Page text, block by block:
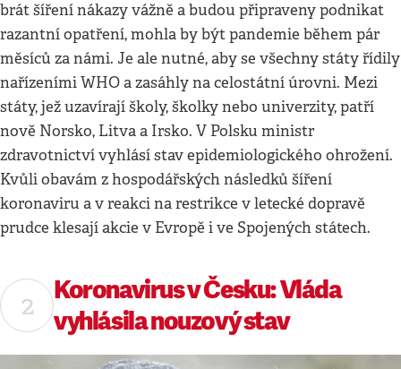
brát šíření nákazy vážně a budou připraveny podnikat
razantní opatření, mohla by být pandemie během pár
měsíců za námi. Je ale nutné, aby se všechny státy řídily
nařízeními WHO a zasáhly na celostátní úrovni. Mezi
státy, jež uzavírají školy, školky nebo univerzity, patří
nově Norsko, Litva a Irsko. V Polsku ministr
zdravotnictví vyhlásí stav epidemiologického ohrožení.
Kvůli obavám z hospodářských následků šíření
koronaviru a v reakci na restrikce v letecké dopravě
prudce klesají akcie v Evropě i ve Spojených státech.
Koronavirus v Česku: Vláda
vyhlásila nouzový stav